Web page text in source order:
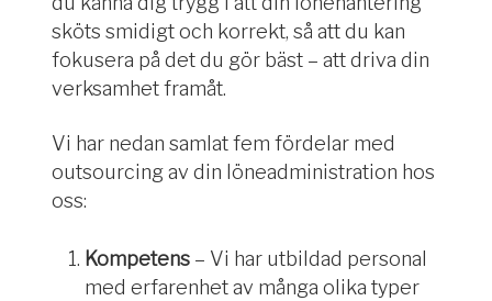
sköts smidigt och korrekt, så att du kan
fokusera på det du gör bäst – att driva din
verksamhet framåt.
Vi har nedan samlat fem fördelar med
outsourcing av din löneadministration hos
oss:
Kompetens– Vi har utbildad personal
med erfarenhet av många olika typer